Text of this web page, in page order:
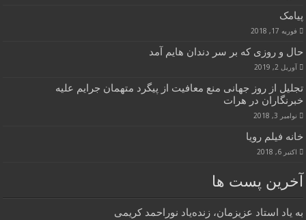
پیامک
فوریه 17, 2018
حال و روزی که بر سر دندان هایم آمد
آوریل 2, 2019
تجلیل از روز جهانی منع معافیت از پیگرد متهمان جرایم علیه
خبرنگاران در هرات
نوامبر 3, 2018
خانه فیلم رویا
اکتبر 6, 2018
آخرین پست ها
به یاد استاد عزیزمان، زنده‌یاد نوراحمد کریمی